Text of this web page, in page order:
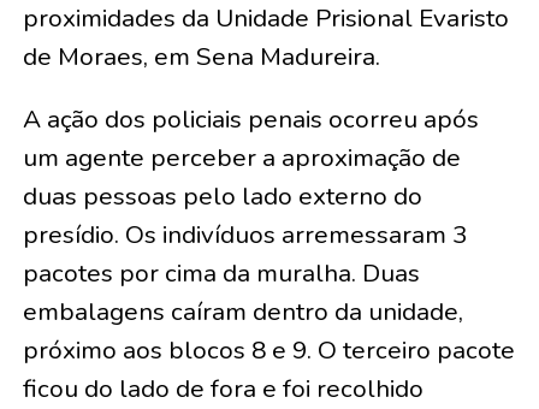
proximidades da Unidade Prisional Evaristo
de Moraes, em Sena Madureira.
A ação dos policiais penais ocorreu após
um agente perceber a aproximação de
duas pessoas pelo lado externo do
presídio. Os indivíduos arremessaram 3
pacotes por cima da muralha. Duas
embalagens caíram dentro da unidade,
próximo aos blocos 8 e 9. O terceiro pacote
ficou do lado de fora e foi recolhido